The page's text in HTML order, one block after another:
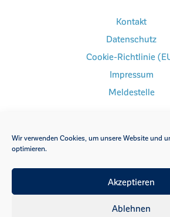
Wir verwenden Cookies, um unsere Website und
optimieren.
Akzeptieren
Ablehnen
Kontakt
Datenschutz
Cookie-Richtlinie
Impressum
Meldestelle
YOUTUBE